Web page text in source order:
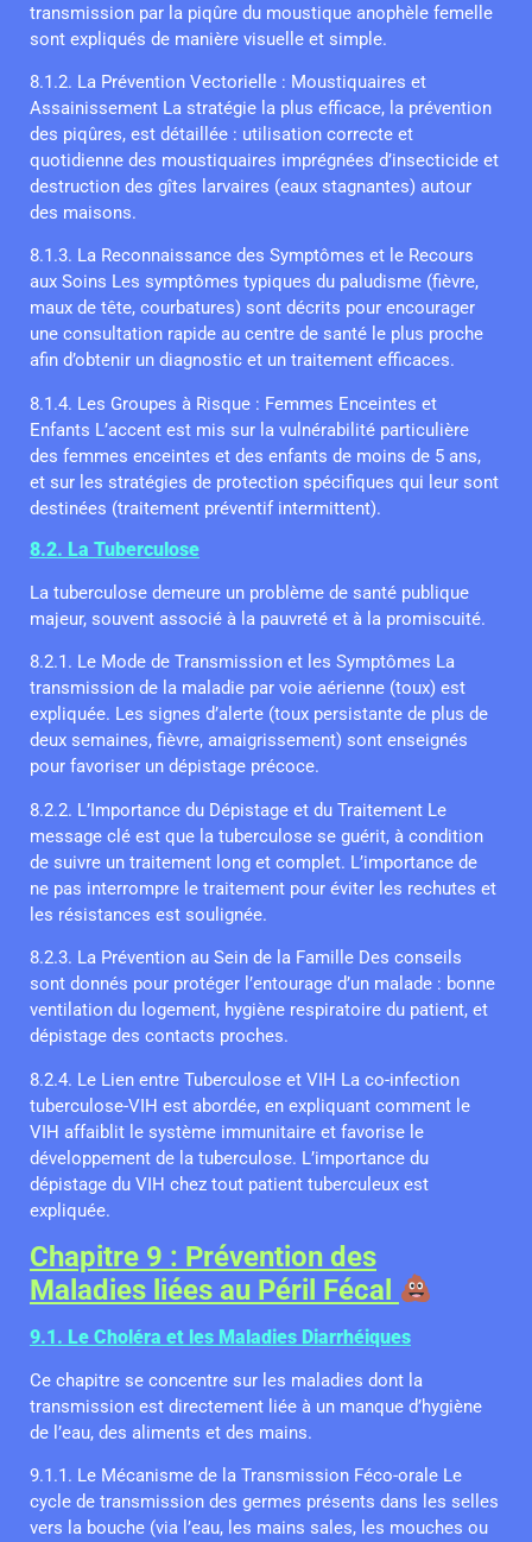
transmission par la piqûre du moustique anophèle femelle
sont expliqués de manière visuelle et simple.
8.1.2. La Prévention Vectorielle : Moustiquaires et
Assainissement La stratégie la plus efficace, la prévention
des piqûres, est détaillée : utilisation correcte et
quotidienne des moustiquaires imprégnées d’insecticide et
destruction des gîtes larvaires (eaux stagnantes) autour
des maisons.
8.1.3. La Reconnaissance des Symptômes et le Recours
aux Soins Les symptômes typiques du paludisme (fièvre,
maux de tête, courbatures) sont décrits pour encourager
une consultation rapide au centre de santé le plus proche
afin d’obtenir un diagnostic et un traitement efficaces.
8.1.4. Les Groupes à Risque : Femmes Enceintes et
Enfants L’accent est mis sur la vulnérabilité particulière
des femmes enceintes et des enfants de moins de 5 ans,
et sur les stratégies de protection spécifiques qui leur sont
destinées (traitement préventif intermittent).
8.2. La Tuberculose
La tuberculose demeure un problème de santé publique
majeur, souvent associé à la pauvreté et à la promiscuité.
8.2.1. Le Mode de Transmission et les Symptômes La
transmission de la maladie par voie aérienne (toux) est
expliquée. Les signes d’alerte (toux persistante de plus de
deux semaines, fièvre, amaigrissement) sont enseignés
pour favoriser un dépistage précoce.
8.2.2. L’Importance du Dépistage et du Traitement Le
message clé est que la tuberculose se guérit, à condition
de suivre un traitement long et complet. L’importance de
ne pas interrompre le traitement pour éviter les rechutes et
les résistances est soulignée.
8.2.3. La Prévention au Sein de la Famille Des conseils
sont donnés pour protéger l’entourage d’un malade : bonne
ventilation du logement, hygiène respiratoire du patient, et
dépistage des contacts proches.
8.2.4. Le Lien entre Tuberculose et VIH La co-infection
tuberculose-VIH est abordée, en expliquant comment le
VIH affaiblit le système immunitaire et favorise le
développement de la tuberculose. L’importance du
dépistage du VIH chez tout patient tuberculeux est
expliquée.
Chapitre 9 : Prévention des
Maladies liées au Péril Fécal
9.1. Le Choléra et les Maladies Diarrhéiques
Ce chapitre se concentre sur les maladies dont la
transmission est directement liée à un manque d’hygiène
de l’eau, des aliments et des mains.
9.1.1. Le Mécanisme de la Transmission Féco-orale Le
cycle de transmission des germes présents dans les selles
vers la bouche (via l’eau, les mains sales, les mouches ou